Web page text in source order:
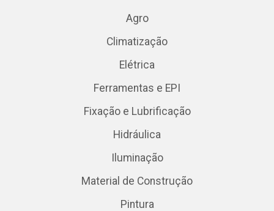
Agro
Climatização
Elétrica
Ferramentas e EPI
Fixação e Lubrificação
Hidráulica
Iluminação
Material de Construção
Pintura